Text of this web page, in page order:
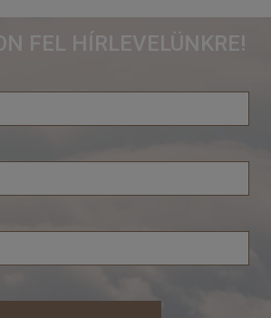
Körutazás Dél-Indiában
Időtartam:14 éj
FEL HÍRLEVELÜNKRE!